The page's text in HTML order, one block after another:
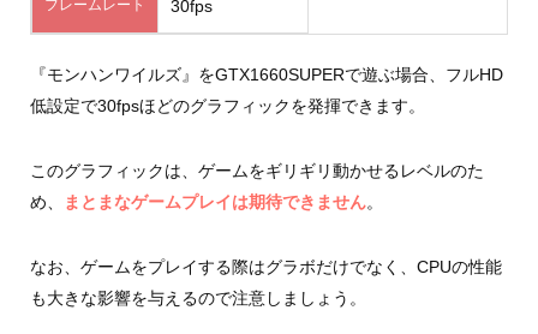
フレームレート 30fps
『モンハンワイルズ』をGTX1660SUPERで遊ぶ場合、フルHD
低設定で30fpsほどのグラフィックを発揮できます。
このグラフィックは、ゲームをギリギリ動かせるレベルのた
め、
まとまなゲームプレイは期待できません。
なお、ゲームをプレイする際はグラボだけでなく、CPUの性能
も大きな影響を与えるので注意しましょう。